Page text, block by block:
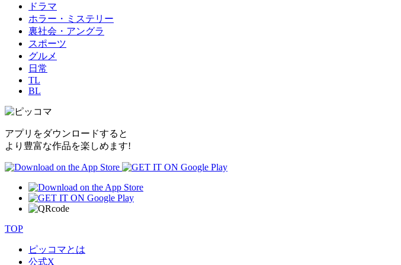
ドラマ
ホラー・ミステリー
裏社会・アングラ
スポーツ
グルメ
日常
TL
BL
アプリをダウンロードすると
より豊富な作品を楽しめます!
TOP
ピッコマとは
公式X